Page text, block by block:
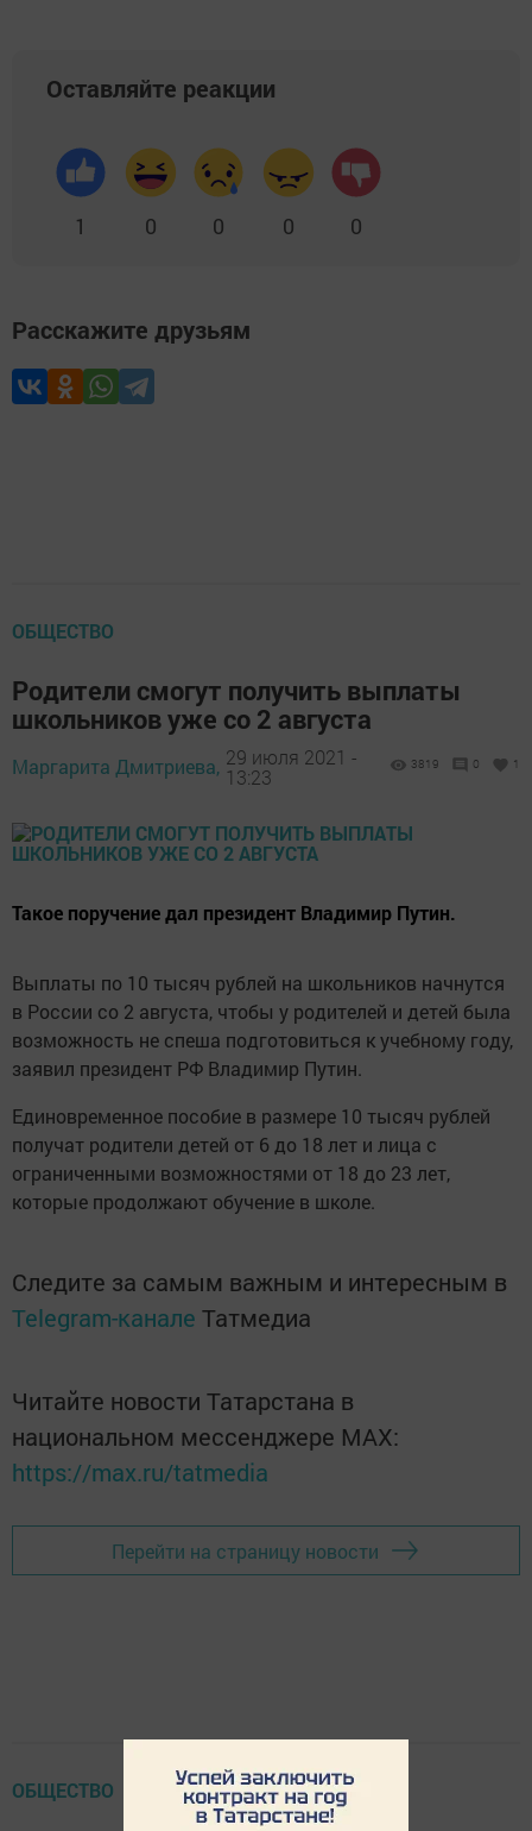
Оставляйте реакции
1 0 0 0 0
Расскажите друзьям
ОБЩЕСТВО
Родители смогут получить выплаты
школьников уже со 2 августа
Маргарита Дмитриева, 29 июля 2021 -
13:23
3819 0 1
Такое поручение дал президент Владимир Путин.
Выплаты по 10 тысяч рублей на школьников начнутся
в России со 2 августа, чтобы у родителей и детей была
возможность не спеша подготовиться к учебному году,
заявил президент РФ Владимир Путин.
Единовременное пособие в размере 10 тысяч рублей
получат родители детей от 6 до 18 лет и лица с
ограниченными возможностями от 18 до 23 лет,
которые продолжают обучение в школе.
Следите за самым важным и интересным в
Telegram-канале Татмедиа
Читайте новости Татарстана в
национальном мессенджере MАХ:
https://max.ru/tatmedia
Перейти на страницу новости
ОБЩЕСТВО